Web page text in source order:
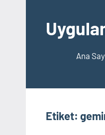
Ana
Etiket: